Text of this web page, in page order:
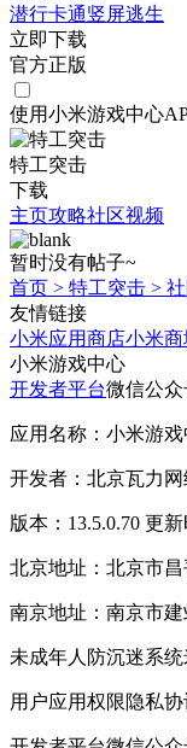
潜行卡通竖屏逃生
立即下载
官方正版
使用小米游戏中心
特工突击
下载
主页攻略社区视频
暂时没有帖子~
首页 > 特工突击 >
友情链接
小米应用商店小米商
小米游戏中心
开发者平台微信公众
应用名称：小米游
开发者：北京瓦力网
版本：13.5.0.70 更
北京地址：北京市
南京地址：南京市
未成年人防沉迷系统
用户应用权限隐私协